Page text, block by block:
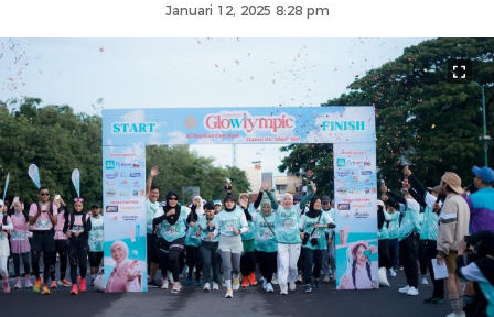
Januari 12, 2025 8:28 pm